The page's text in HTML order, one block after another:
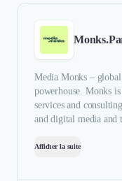
Media Monks –
powerhouse. Monks
services and
and digital media and
Afficher la suite